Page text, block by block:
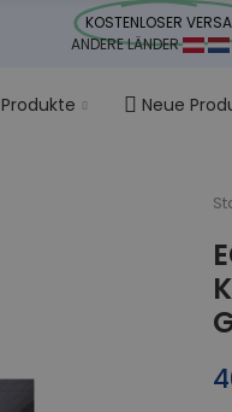
KOSTENLOSER
ANDERE LÄNDER
Produkte Neue